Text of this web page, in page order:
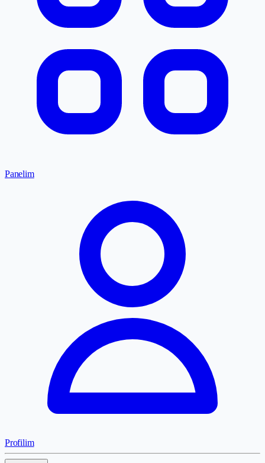
Panelim
Profilim